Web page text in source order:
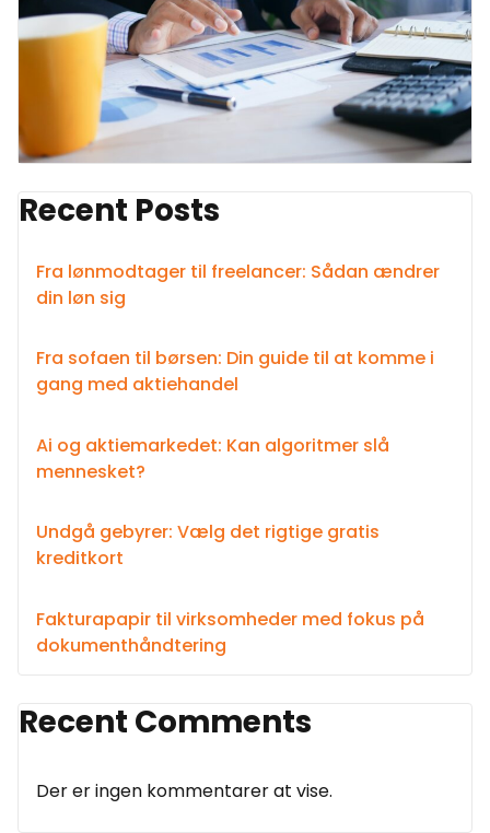
Recent Posts
Fra lønmodtager til freelancer: Sådan ændrer
din løn sig
Fra sofaen til børsen: Din guide til at komme i
gang med aktiehandel
Ai og aktiemarkedet: Kan algoritmer slå
mennesket?
Undgå gebyrer: Vælg det rigtige gratis
kreditkort
Fakturapapir til virksomheder med fokus på
dokumenthåndtering
Recent Comments
Der er ingen kommentarer at vise.